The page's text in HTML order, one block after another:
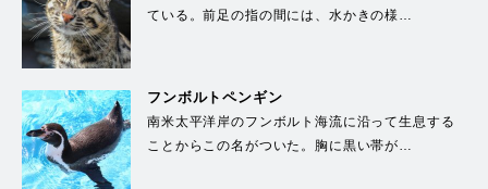
ている。前足の指の間には、水かきの様…
フンボルトペンギン
南米太平洋岸のフンボルト海流に沿って生息する
ことからこの名がついた。胸に黒い帯が…